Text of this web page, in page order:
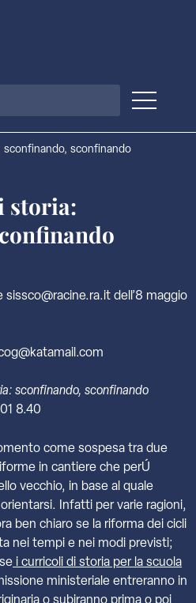
sconfinando, sconfinando
storia:
sissco@racine.ra.it dell’8 maggio
sconfinando, sconfinando
8.40
come sospesa tra due
in cantiere che perÚ
vecchio, in base al quale
Infatti per varie ragioni,
ben chiaro se la riforma dei cicli
nei tempi e nei modi previsti;
i curricoli di storia per la scuola
ministeriale entreranno in